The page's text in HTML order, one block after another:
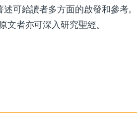
可給讀者多方面的啟發和參考
者亦可深入研究聖經。